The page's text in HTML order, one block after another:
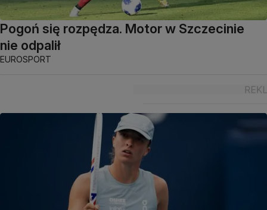
Pogoń się rozpędza. Motor w Szczecinie
nie odpalił
EUROSPORT